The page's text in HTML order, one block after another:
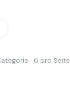
· 6 pro Seite